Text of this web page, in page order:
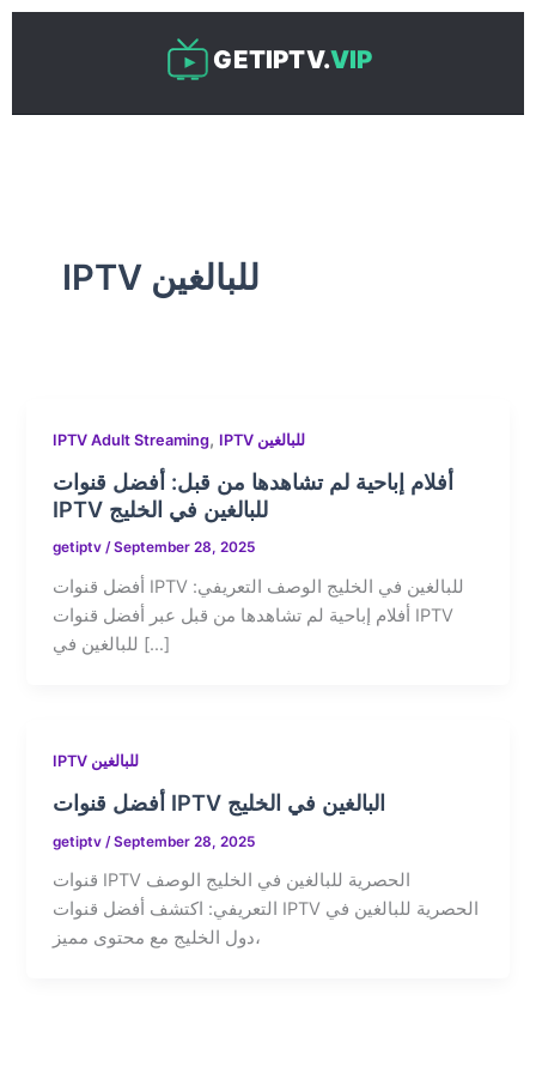
Skip
GETIPTV.VIP
IPTV للبالغين
IPTV Adult Streaming, IPTV للبالغين
أفلام إباحية لم تشاهدها من قبل: أفضل قنوات
IPTV للبالغين في الخليج
getiptv/September 28, 2025
أفضل قنوات IPTV للبالغين في الخليج الوصف التعريفي:
أفلام إباحية لم تشاهدها من قبل عبر أفضل قنوات IPTV
للبالغين في […]
IPTV للبالغين
أفضل قنوات IPTV البالغين في الخليج
getiptv /September 28, 2025
قنوات IPTV الحصرية للبالغين في الخليج الوصف
التعريفي: اكتشف أفضل قنوات IPTV الحصرية للبالغين في
دول الخليج مع محتوى مميز،